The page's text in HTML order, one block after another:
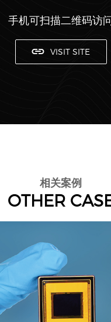
手机可扫描二维码访
VISIT SITE
相关案例
OTHER